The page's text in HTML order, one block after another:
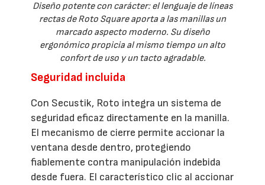
Diseño potente con carácter: el lenguaje de líneas
rectas de Roto Square aporta a las manillas un
marcado aspecto moderno. Su diseño
ergonómico propicia al mismo tiempo un alto
confort de uso y un tacto agradable.
Seguridad incluida
Con Secustik, Roto integra un sistema de
seguridad eficaz directamente en la manilla.
El mecanismo de cierre permite accionar la
ventana desde dentro, protegiendo
fiablemente contra manipulación indebida
desde fuera. El característico clic al accionar